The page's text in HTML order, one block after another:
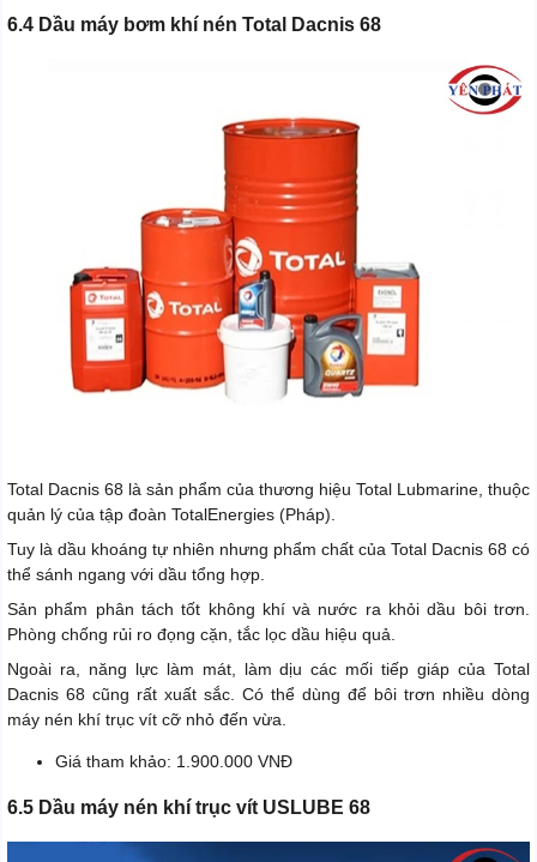
6.4 Dầu máy bơm khí nén Total Dacnis 68
Total Dacnis 68 là sản phẩm của thương hiệu Total Lubmarine, thuộc
quản lý của tập đoàn TotalEnergies (Pháp).
Tuy là dầu khoáng tự nhiên nhưng phẩm chất của Total Dacnis 68 có
thể sánh ngang với dầu tổng hợp.
Sản phẩm phân tách tốt không khí và nước ra khỏi dầu bôi trơn.
Phòng chống rủi ro đọng cặn, tắc lọc dầu hiệu quả.
Ngoài ra, năng lực làm mát, làm dịu các mối tiếp giáp của Total
Dacnis 68 cũng rất xuất sắc. Có thể dùng để bôi trơn nhiều dòng
máy nén khí trục vít cỡ nhỏ đến vừa.
Giá tham khảo: 1.900.000 VNĐ
6.5 Dầu máy nén khí trục vít USLUBE 68